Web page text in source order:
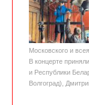
Московского и
В концерте
и Республики
Волгоград),